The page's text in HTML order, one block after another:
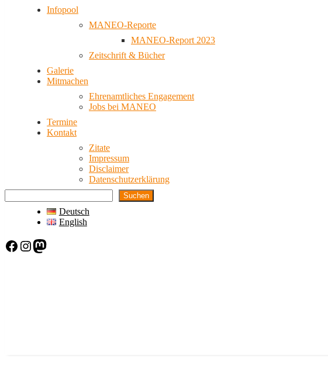
Infopool
MANEO-Reporte
MANEO-Report 2023
Zeitschrift & Bücher
Galerie
Mitmachen
Ehrenamtliches Engagement
Jobs bei MANEO
Termine
Kontakt
Zitate
Impressum
Disclaimer
Datenschutzerklärung
Suchen
Deutsch
English
Facebook Instagram Mastodon